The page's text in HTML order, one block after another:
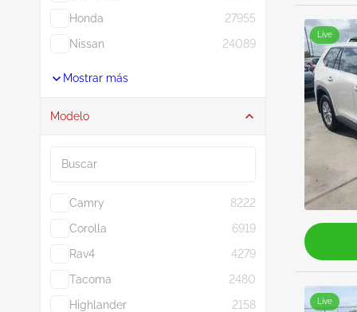
Honda
27955
Nissan
24089
Mostrar más
Modelo
Camry
8222
Corolla
6919
Rav4
4279
Tacoma
2480
Highlander
2158
Live
Live